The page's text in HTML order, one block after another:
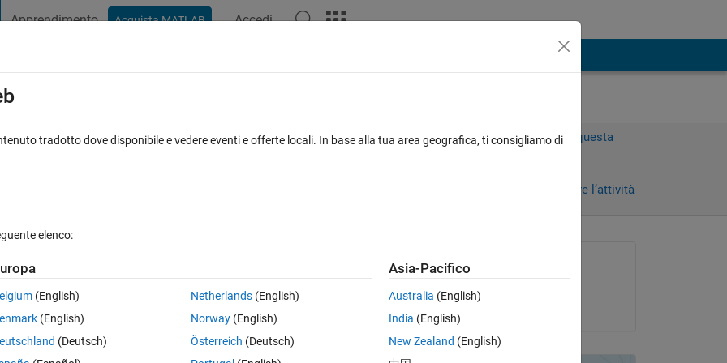
Apprendimento Acquista MATLAB Accedi
Accedi per rispondere a questa
Accedi per seguire l’attività
0 voti
bode(sys)?
Richiesto:
il 12 Giu 2012
tradotto dove disponibile e vedere eventi e offerte locali. In base alla tua area geografica, ti consigliamo di
elenco:
(English)
(English)
(Deutsch)
Netherlands(English)
Norway(English)
Österreich (Deutsch)
Asia-Pacifico
Australia (English)
India (English)
New Zealand (English)